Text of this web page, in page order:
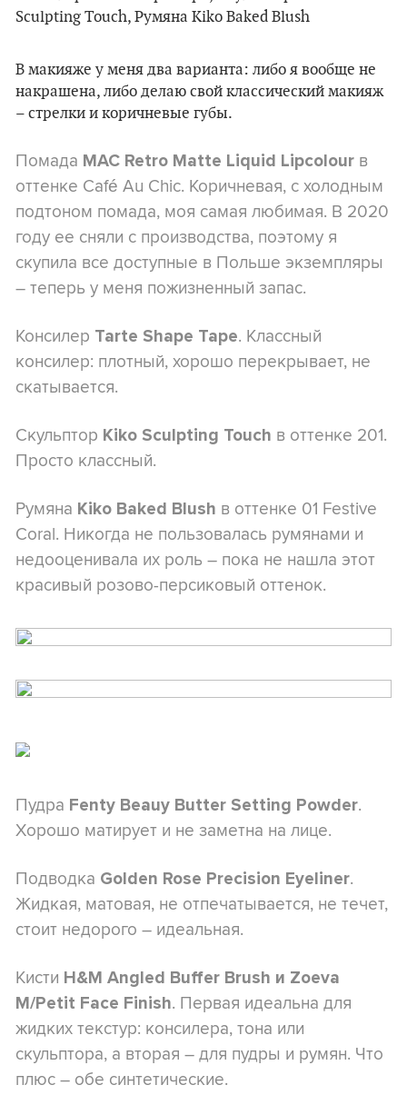
В макияже у меня два варианта: либо я вообще не
накрашена, либо делаю свой классический макияж
– стрелки и коричневые губы.
Помада MAC Retro Matte Liquid Lipcolour в
оттенке Café Au Chic. Коричневая, с холодным
подтоном помада, моя самая любимая. В 2020
году ее сняли с производства, поэтому я
скупила все доступные в Польше экземпляры
– теперь у меня пожизненный запас.
Консилер Tarte Shape Tape. Классный
консилер: плотный, хорошо перекрывает, не
скатывается.
Скульптор Kiko Sculpting Touch в оттенке 201.
Просто классный.
Румяна Kiko Baked Blush в оттенке 01 Festive
Coral. Никогда не пользовалась румянами и
недооценивала их роль – пока не нашла этот
красивый розово-персиковый оттенок.
Пудра Fenty Beauy Butter Setting Powder.
Хорошо матирует и не заметна на лице.
Подводка Golden Rose Precision Eyeliner.
Жидкая, матовая, не отпечатывается, не течет,
стоит недорого – идеальная.
Кисти H&M Angled Buffer Brush и Zoeva
M/Petit Face Finish. Первая идеальна для
жидких текстур: консилера, тона или
скульптора, а вторая – для пудры и румян. Что
плюс – обе синтетические.